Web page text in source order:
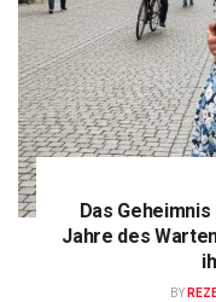
Das
Jahre des
BY